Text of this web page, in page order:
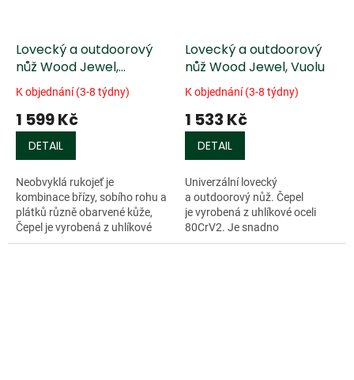
Lovecký a outdoorový
nůž Wood Jewel,
Rainbow
K objednání (3-8 týdny)
1 599 Kč
DETAIL
Neobvyklá rukojeť je
kombinace břízy, sobího rohu a
plátků různě obarvené kůže,
Čepel je vyrobená z uhlíkové
oceli...
Lovecký a outdoorový
nůž Wood Jewel, Vuolu
K objednání (3-8 týdny)
1 533 Kč
DETAIL
Univerzální lovecký
a outdoorový nůž. Čepel
je vyrobená z uhlíkové oceli
80CrV2. Je snadno
naostřitelná...